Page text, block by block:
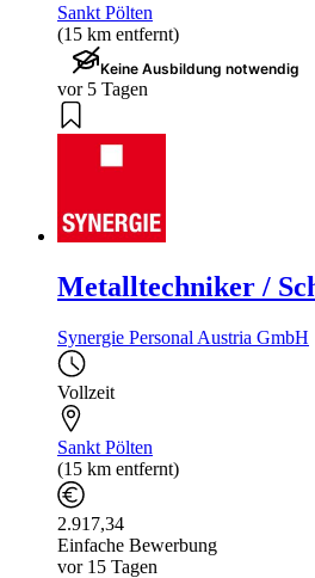
Sankt Pölten
(15 km entfernt)
Keine Ausbildung notwendig
vor 5 Tagen
Metalltechniker /
Synergie Personal Austria GmbH
Vollzeit
Sankt Pölten
(15 km entfernt)
2.917,34
Einfache Bewerbung
vor 15 Tagen